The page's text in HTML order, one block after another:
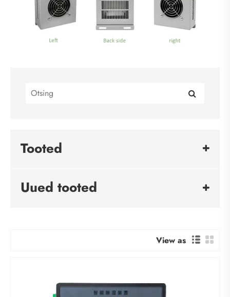
Tooted
Uued tooted
View as